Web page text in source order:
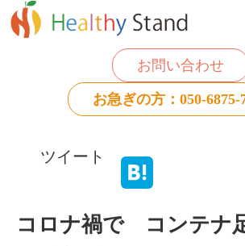
お問い合わせ
お急ぎの方：050-6875-
個人のお客様
ツイート
コロナ禍で コンテ